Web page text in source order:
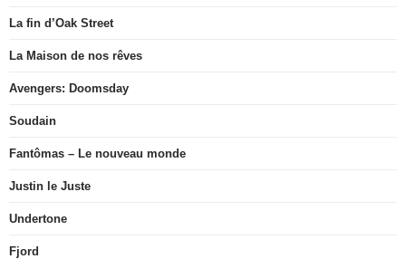
La fin d’Oak Street
La Maison de nos rêves
Avengers: Doomsday
Soudain
Fantômas – Le nouveau monde
Justin le Juste
Undertone
Fjord